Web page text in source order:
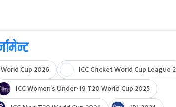
Cup 2026
ICC Cricket World Cup League 2
ICC Women’s Under-19 T20 World Cup 2025